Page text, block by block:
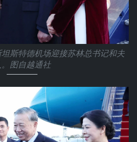
斯特德机场迎接苏林总书记和夫
。图自越通社